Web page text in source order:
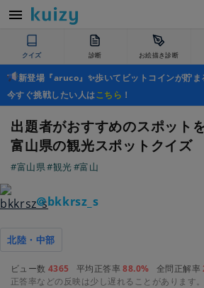
クイズ 診断 お絵描き診断
新登場『aruco』✨歩いてビットコインが貯ま
今すぐ挑戦したい人はこちら ！
出題者がおすすめのスポット
富山県の観光スポットクイズ
#富山県#観光#富山
＠bkkrsz_s
北陸・中部
ビュー数 4365 平均正答率88.0% 全問正解率
正答率などの反映は少し遅れることがあります。